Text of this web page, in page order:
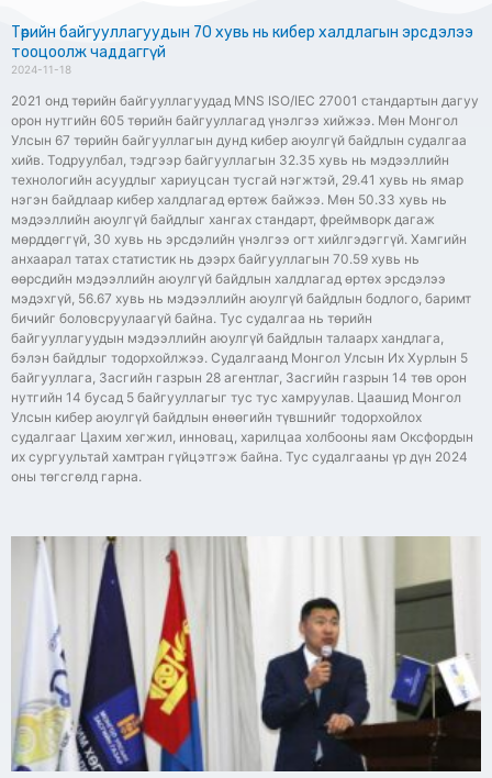
Төрийн байгууллагуудын 70 хувь нь кибер халдлагын эрсдэлээ
тооцоолж чаддаггүй
2024-11-18
2021 онд төрийн байгууллагуудад MNS ISO/IEC 27001 стандартын дагуу
орон нутгийн 605 төрийн байгууллагад үнэлгээ хийжээ. Мөн Монгол
Улсын 67 төрийн байгууллагын дунд кибер аюулгүй байдлын судалгаа
хийв. Тодруулбал, тэдгээр байгууллагын 32.35 хувь нь мэдээллийн
технологийн асуудлыг хариуцсан тусгай нэгжтэй, 29.41 хувь нь ямар
нэгэн байдлаар кибер халдлагад өртөж байжээ. Мөн 50.33 хувь нь
мэдээллийн аюулгүй байдлыг хангах стандарт, фреймворк дагаж
мөрддөггүй, 30 хувь нь эрсдэлийн үнэлгээ огт хийлгэдэггүй. Хамгийн
анхаарал татах статистик нь дээрх байгууллагын 70.59 хувь нь
өөрсдийн мэдээллийн аюулгүй байдлын халдлагад өртөх эрсдэлээ
мэдэхгүй, 56.67 хувь нь мэдээллийн аюулгүй байдлын бодлого, баримт
бичийг боловсруулаагүй байна. Тус судалгаа нь төрийн
байгууллагуудын мэдээллийн аюулгүй байдлын талаарх хандлага,
бэлэн байдлыг тодорхойлжээ. Судалгаанд Монгол Улсын Их Хурлын 5
байгууллага, Засгийн газрын 28 агентлаг, Засгийн газрын 14 төв орон
нутгийн 14 бусад 5 байгууллагыг тус тус хамруулав. Цаашид Монгол
Улсын кибер аюулгүй байдлын өнөөгийн түвшнийг тодорхойлох
судалгааг Цахим хөгжил, инновац, харилцаа холбооны яам Оксфордын
их сургуультай хамтран гүйцэтгэж байна. Тус судалгааны үр дүн 2024
оны төгсгөлд гарна.